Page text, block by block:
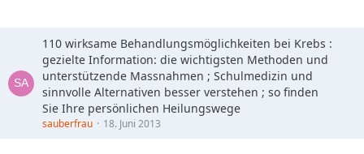
110 wirksame Behandlungsmöglichkeiten bei Krebs :
gezielte Information: die wichtigsten Methoden und
unterstützende Massnahmen ; Schulmedizin und
sinnvolle Alternativen besser verstehen ; so finden
Sie Ihre persönlichen Heilungswege
sauberfrau 18. Juni 2013